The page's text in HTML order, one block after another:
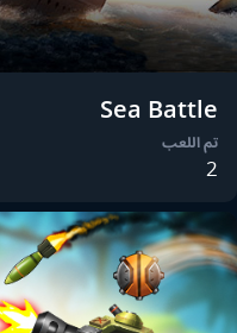
Sea Battle
تم اللعب
2